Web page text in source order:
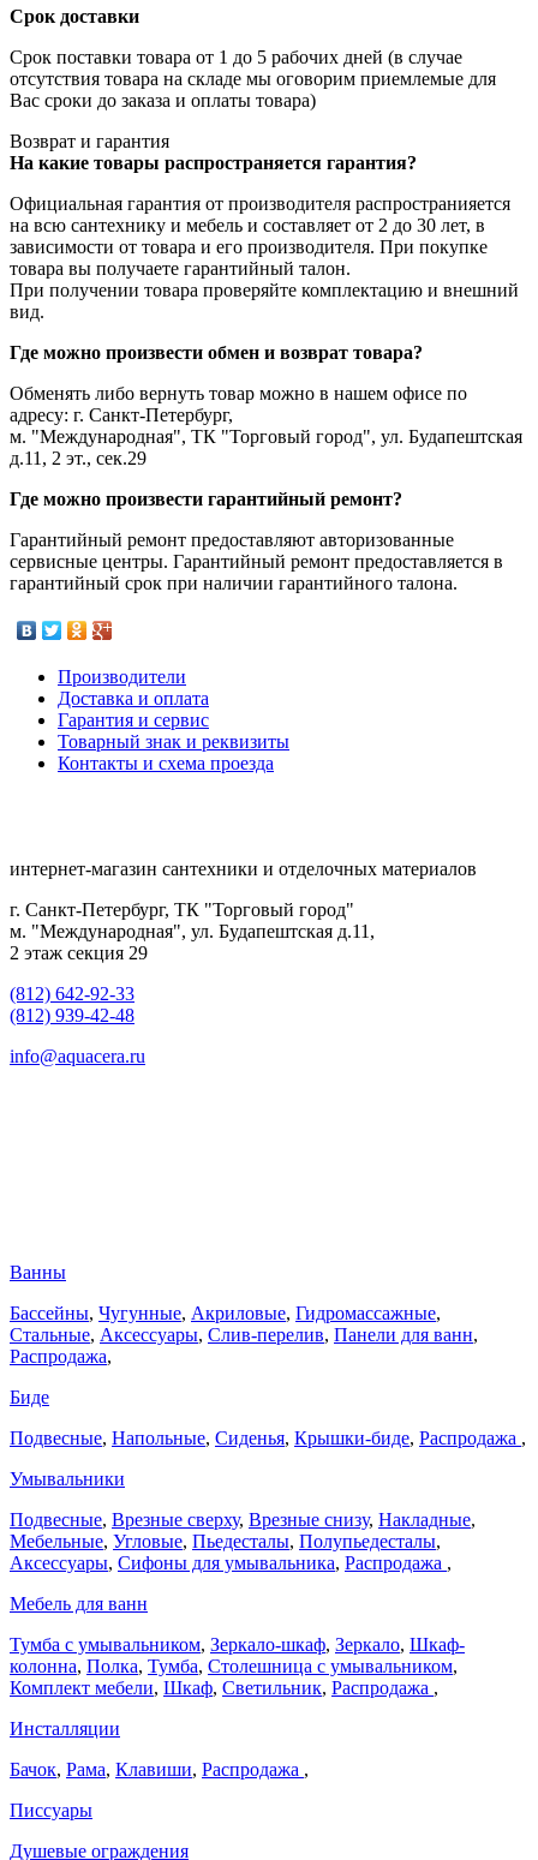
Срок доставки
Срок поставки товара от 1 до 5 рабочих дней (в случае
отсутствия товара на складе мы оговорим приемлемые для
Вас сроки до заказа и оплаты товара)
Возврат и гарантия
На какие товары распространяется гарантия?
Официальная гарантия от производителя распространияется
на всю сантехнику и мебель и составляет от 2 до 30 лет, в
зависимости от товара и его производителя. При покупке
товара вы получаете гарантийный талон.
При получении товара проверяйте комплектацию и внешний
вид.
Где можно произвести обмен и возврат товара?
Обменять либо вернуть товар можно в нашем офисе по
адресу: г. Санкт-Петербург,
м. "Международная", ТК "Торговый город", ул. Будапештская
д.11, 2 эт., сек.29
Где можно произвести гарантийный ремонт?
Гарантийный ремонт предоставляют авторизованные
сервисные центры. Гарантийный ремонт предоставляется в
гарантийный срок при наличии гарантийного талона.
Производители
Доставка и оплата
Гарантия и сервис
Товарный знак и реквизиты
Контакты и схема проезда
интернет-магазин сантехники и отделочных материалов
г. Санкт-Петербург, ТК "Торговый город"
м. "Международная", ул. Будапештская д.11,
2 этаж секция 29
(812) 642-92-33
(812) 939-42-48
info@aquacera.ru
Ванны
Бассейны, Чугунные, Акриловые, Гидромассажные,
Стальные, Аксессуары, Слив-перелив, Панели для ванн,
Распродажа,
Биде
Подвесные, Напольные, Сиденья, Крышки-биде, Распродажа ,
Умывальники
Подвесные, Врезные сверху, Врезные снизу, Накладные,
Мебельные, Угловые, Пьедесталы, Полупьедесталы,
Аксессуары, Сифоны для умывальника, Распродажа ,
Мебель для ванн
Тумба с умывальником, Зеркало-шкаф, Зеркало, Шкаф-
колонна, Полка, Тумба, Столешница с умывальником,
Комплект мебели, Шкаф, Светильник, Распродажа ,
Инсталляции
Бачок, Рама, Клавиши, Распродажа ,
Писсуары
Душевые ограждения